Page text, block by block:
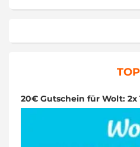
20€ Gutschein für Wolt: 2x